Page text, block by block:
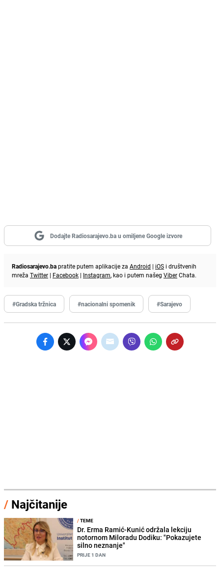
Dodajte Radiosarajevo.ba u omiljene Google izvore
Radiosarajevo.bapratite putem aplikacije za Android | iOS i društvenih
mreža Twitter | Facebook | Instagram, kao i putem našeg ViberChata.
#Gradska tržnica #nacionalni spomenik #Sarajevo
/ Najčitanije
/TEME
Dr. Erma Ramić-Kunić održala lekciju
notornom Miloradu Dodiku: "Pokazujete
silno neznanje"
PRIJE 1 DAN